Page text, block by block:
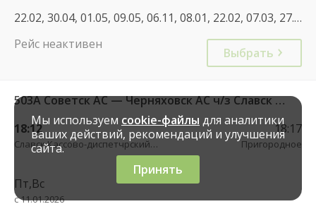
22.02, 30.04, 01.05, 09.05, 06.11, 08.01, 22.02, 07.03, 27.04, 01.05, 08.05, 12.05, 03.05, 05.05, 12.06, 11.06, 02.11, 04.11, 01.11, 08.01, 30.04, 07.05, 11.06, 01.11, 04.11
Рейс неактивен
Выбрать
503А Советск АС — Черняховск АС ч/з Славск КДП, Большаково п.
18:12
Славск Кассово-диспетчрский пункт
18:17
Пригородное
Пт,Вс
с 11.01.2026
Мы используем cookie-файлы для аналитики
ваших действий, рекомендаций и улучшения
сайта.
Принять